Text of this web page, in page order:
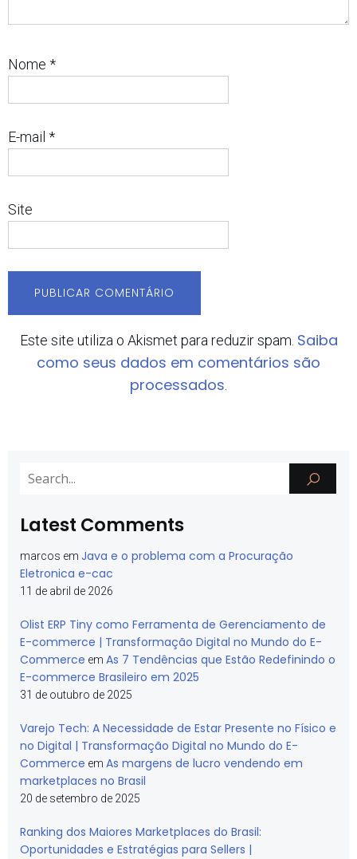
Nome *
E-mail *
Site
Este site utiliza o Akismet para reduzir spam. Saiba
como seus dados em comentários são
processados.
Latest Comments
marcos em Java e o problema com a Procuração
Eletronica e-cac
11 de abril de 2026
Olist ERP Tiny como Ferramenta de Gerenciamento de
E-commerce | Transformação Digital no Mundo do E-
Commerce em As 7 Tendências que Estão Redefinindo o
E-commerce Brasileiro em 2025
31 de outubro de 2025
Varejo Tech: A Necessidade de Estar Presente no Físico e
no Digital | Transformação Digital no Mundo do E-
Commerce em As margens de lucro vendendo em
marketplaces no Brasil
20 de setembro de 2025
Ranking dos Maiores Marketplaces do Brasil:
Oportunidades e Estratégias para Sellers |